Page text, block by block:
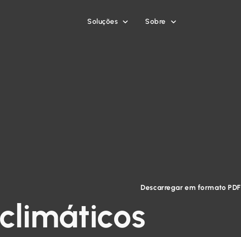
Soluções  Sobre 
Descarregar em formato PDF